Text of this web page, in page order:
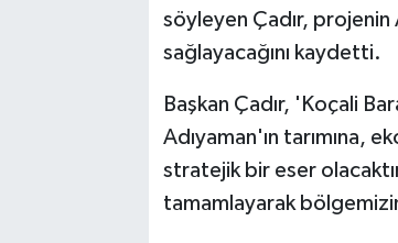
söyleyen Çadır, projenin
sağlayacağını kaydetti.
Başkan Çadır, 'Koçali
Adıyaman'ın tarımına,
stratejik bir eser
tamamlayarak